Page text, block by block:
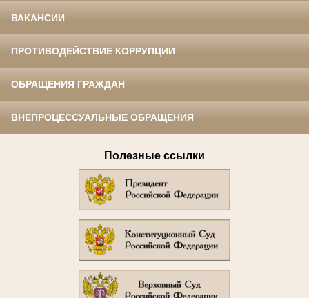
ВАКАНСИИ
ПРОТИВОДЕЙСТВИЕ КОРРУПЦИИ
ОБРАЩЕНИЯ ГРАЖДАН
ВНЕПРОЦЕССУАЛЬНЫЕ ОБРАЩЕНИЯ
Полезные ссылки